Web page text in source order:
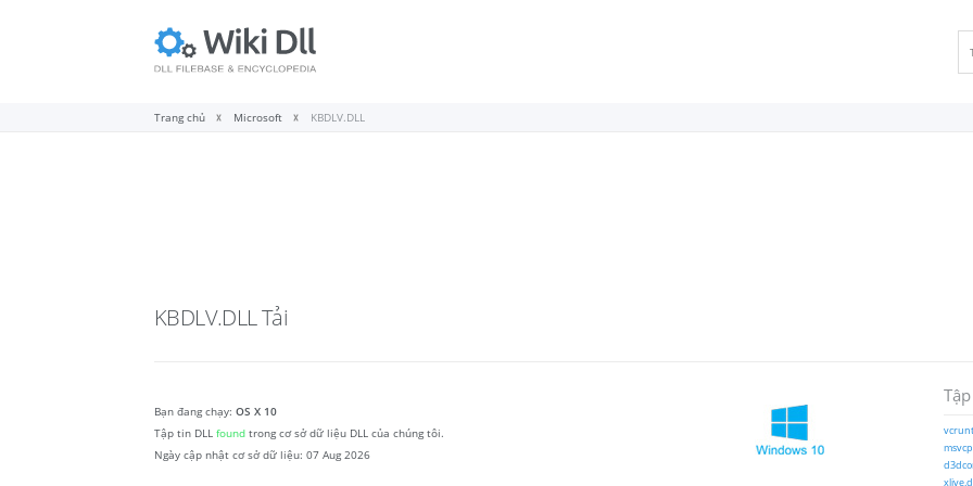
Trang chủ Microsoft KBDLV.DLL
KBDLV.DLLTải
Bạn đang chạy: OS X 10
Tập tin DLL found trong cơ sở dữ liệu DLL của chúng tôi.
Ngày cập nhật cơ sở dữ liệu: 07 Aug 2026